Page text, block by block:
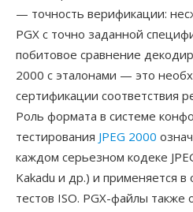
— точность верификации:
PGX с точно заданной
побитовое сравнение
2000 с эталонами — это
сертификации соответствия
Роль формата в системе
тестирования JPEG 2000
каждом серьезном кодеке
Kakadu и др.) и применяется
тестов ISO. PGX-файлы также